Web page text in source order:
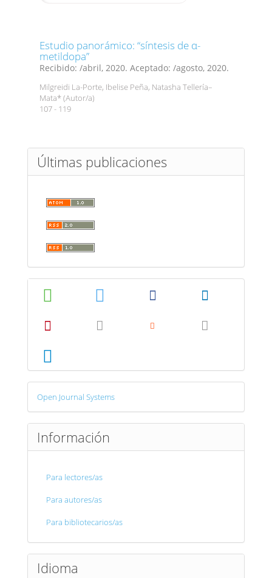
Estudio panorámico: “síntesis de α-
metildopa”
Recibido: /abril, 2020. Aceptado: /agosto, 2020.
Milgreidi La-Porte, Ibelise Peña, Natasha Tellería–
Mata* (Autor/a)
107 - 119
Últimas publicaciones
Desarrollado
por
Open Journal Systems
Información
Para lectores/as
Para autores/as
Para bibliotecarios/as
Idioma